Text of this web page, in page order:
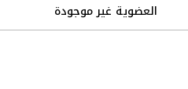
العضوية غير موجودة